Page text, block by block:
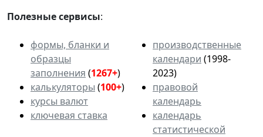
Полезные сервисы:
формы, бланки и
образцы
заполнения (1267+)
калькуляторы (100+)
курсы валют
ключевая ставка
производственные
календари (1998-
2023)
правовой
календарь
календарь
статистической